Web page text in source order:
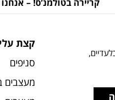
קריירה בטולמנ’ס! –
קצת
סניפים
מעצבים